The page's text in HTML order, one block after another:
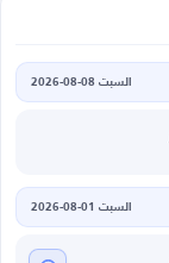
السبت 08-08-2026
السبت 01-08-2026